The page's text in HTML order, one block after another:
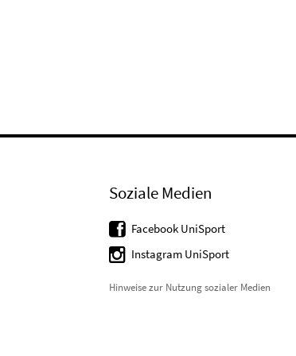
Soziale Medien
Facebook UniSport
Instagram UniSport
Hinweise zur Nutzung sozialer Medien